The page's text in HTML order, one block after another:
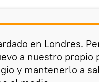
en Londres.
a nuestro propio
y mantenerlo a